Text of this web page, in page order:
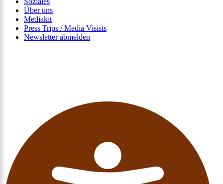
Über uns
Mediakit
Press Trips / Media Visists
Newsletter abmelden